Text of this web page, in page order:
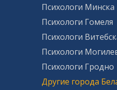
Психологи Минска
Психологи Гомеля
Психологи
Психологи
Психологи Гродно
Другие города